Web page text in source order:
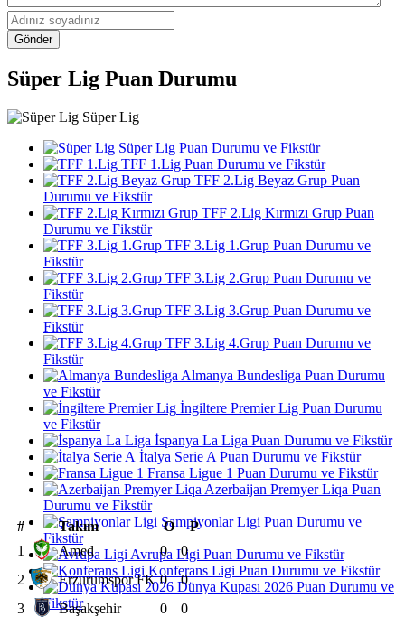
Gönder
Süper Lig Puan Durumu
Süper Lig
Süper Lig Puan Durumu ve Fikstür
TFF 1.Lig Puan Durumu ve Fikstür
TFF 2.Lig Beyaz Grup Puan
Durumu ve Fikstür
TFF 2.Lig Kırmızı Grup Puan
Durumu ve Fikstür
TFF 3.Lig 1.Grup Puan Durumu ve
Fikstür
TFF 3.Lig 2.Grup Puan Durumu ve
Fikstür
TFF 3.Lig 3.Grup Puan Durumu ve
Fikstür
TFF 3.Lig 4.Grup Puan Durumu ve
Fikstür
Almanya Bundesliga Puan Durumu
ve Fikstür
İngiltere Premier Lig Puan Durumu
ve Fikstür
İspanya La Liga Puan Durumu ve Fikstür
İtalya Serie A Puan Durumu ve Fikstür
Fransa Ligue 1 Puan Durumu ve Fikstür
Azerbaijan Premyer Liqa Puan
Durumu ve Fikstür
Şampiyonlar Ligi Puan Durumu ve
Fikstür
Avrupa Ligi Puan Durumu ve Fikstür
Konferans Ligi Puan Durumu ve Fikstür
Dünya Kupası 2026 Puan Durumu ve
Fikstür
# Takım O
P
1
Amed 0
0
2
Erzurumspor FK 0
0
3
Başakşehir 0
0